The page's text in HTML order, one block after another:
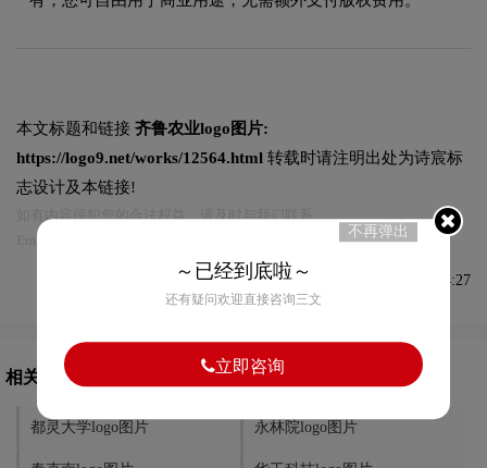
本文标题和链接 齐鲁农业logo图片:
https://logo9.net/works/12564.html 转载时请注明出处为诗宸标
志设计及本链接!
如有内容侵犯您的合法权益，请及时与我们联系
Email:75696531@qq.com，我们将第一时间安排删除。
发布于2024-05-09 10:54:27
相关文章推荐
都灵大学logo图片 永林院logo图片
不再弹出
～已经到底啦～
还有疑问欢迎直接咨询三文
立即咨询